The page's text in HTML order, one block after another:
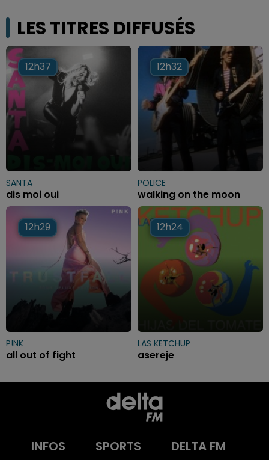
LES TITRES DIFFUSÉS
12h37
12h37
SANTA
dis moi oui
12h32
12h32
POLICE
walking on the moon
12h29
12h29
P!NK
all out of fight
12h24
12h24
LAS KETCHUP
asereje
INFOS SPORTS
DELTA FM